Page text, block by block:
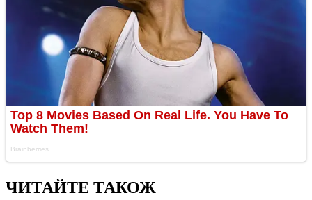
ЧИТАЙТЕ ТАКОЖ